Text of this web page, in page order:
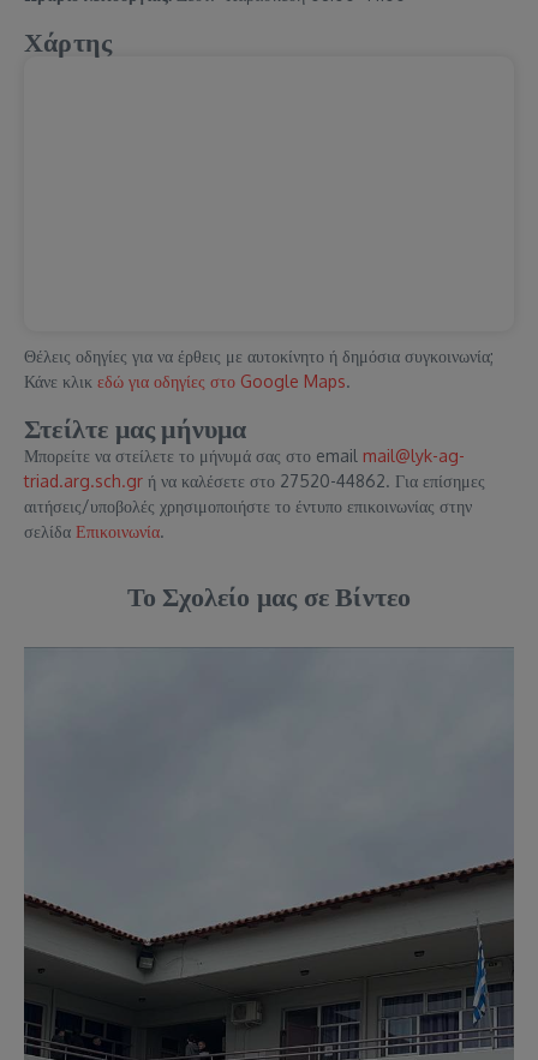
Χάρτης
Θέλεις οδηγίες για να έρθεις με αυτοκίνητο ή δημόσια συγκοινωνία;
Κάνε κλικ εδώ για οδηγίες στο Google Maps.
Στείλτε μας μήνυμα
Μπορείτε να στείλετε το μήνυμά σας στο email mail@lyk-ag-
triad.arg.sch.gr ή να καλέσετε στο 27520-44862. Για επίσημες
αιτήσεις/υποβολές χρησιμοποιήστε το έντυπο επικοινωνίας στην
σελίδα Επικοινωνία.
Το Σχολείο μας σε Βίντεο